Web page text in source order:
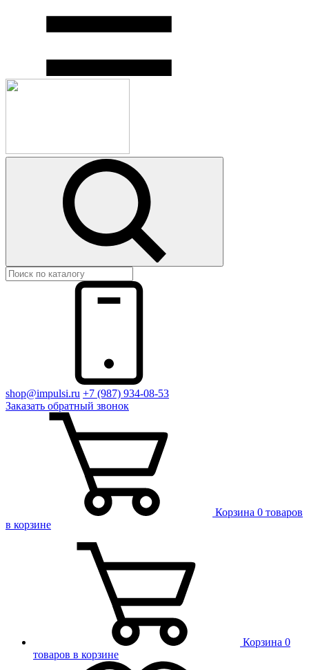
shop@impulsi.ru +7 (987) 934-08-53
Заказать обратный звонок
Корзина 0 товаров
в корзине
Корзина 0
товаров в корзине